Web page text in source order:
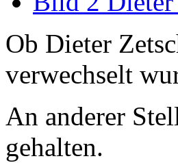
Ob Dieter
verwechselt
An anderer
gehalten.